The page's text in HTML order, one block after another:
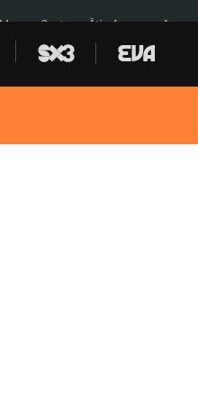
Menors Ceuta Àtic Ayuso